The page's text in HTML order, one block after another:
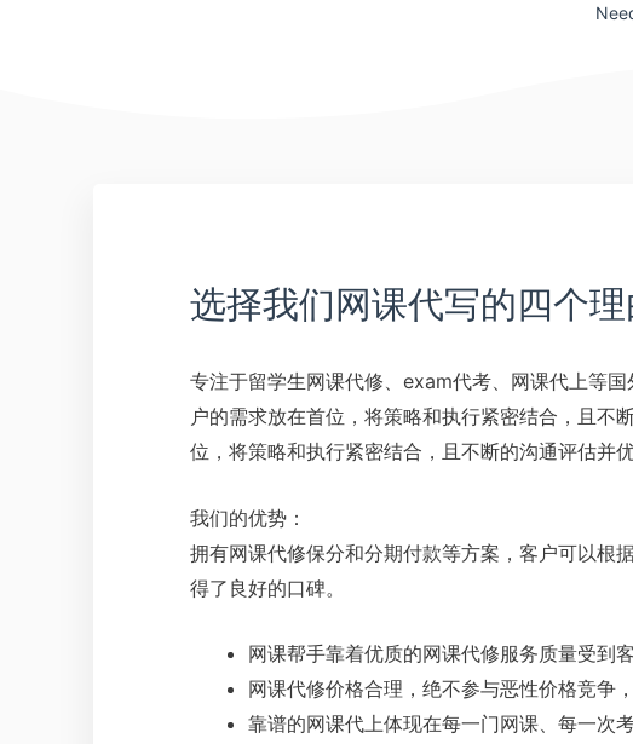
选择我们网课代写的四个理
专注于留学生网课代修、exam代考、网课代上等
户的需求放在首位，将策略和执行紧密结合，且不
位，将策略和执行紧密结合，且不断的沟通评估并
我们的优势：
拥有网课代修保分和分期付款等方案，客户可以根
得了良好的口碑。
网课帮手靠着优质的网课代修服务质量受到
网课代修价格合理，绝不参与恶性价格竞争
靠谱的网课代上体现在每一门网课、每一次